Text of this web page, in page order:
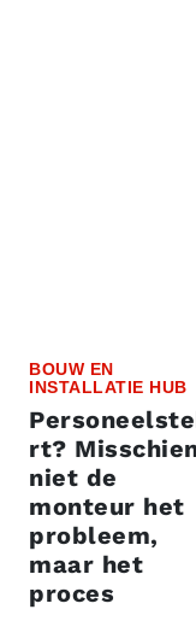
BOUW EN
INSTALLATIE HUB
rt?
niet de
monteur het
probleem,
maar het
proces